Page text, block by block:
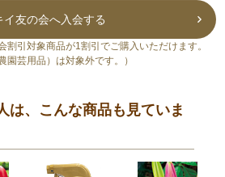
イ友の会へ入会する
割引対象商品が1割引でご購入いただけます。
園芸用品）は対象外です。）
は、こんな商品も見ていま